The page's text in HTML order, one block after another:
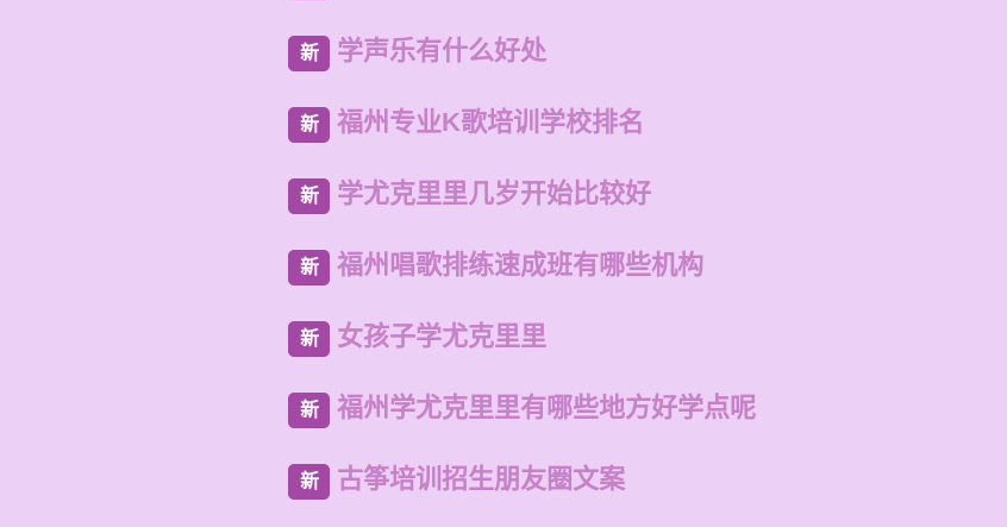
新 学声乐有什么好处
新 福州专业K歌培训学校排名
新 学尤克里里几岁开始比较好
新 福州唱歌排练速成班有哪些机构
新 女孩子学尤克里里
新 福州学尤克里里有哪些地方好学点呢
新 古筝培训招生朋友圈文案